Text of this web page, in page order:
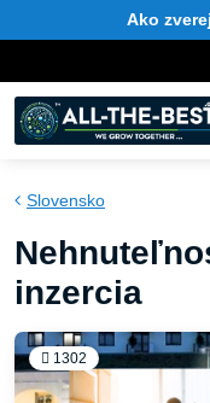
Ako
Slovensko
inzercia
1302